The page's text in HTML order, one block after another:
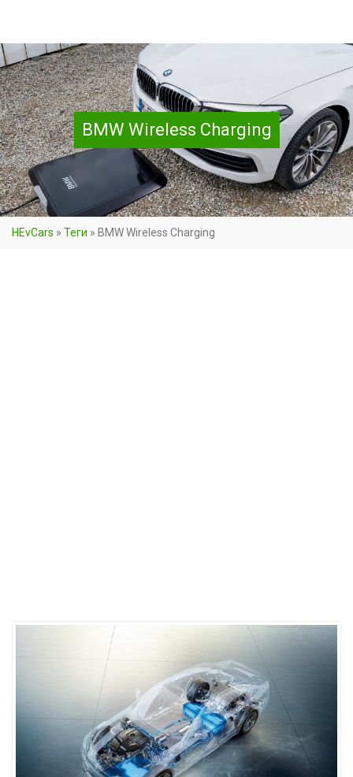
BMW Wireless Charging
HEvCars » Теги » BMW Wireless Charging